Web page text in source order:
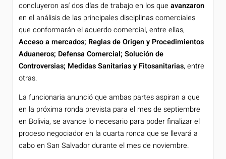
concluyeron así dos días de trabajo en los que avanzaron
en el análisis de las principales disciplinas comerciales
que conformarán el acuerdo comercial, entre ellas,
Acceso a mercados; Reglas de Origen y Procedimientos
Aduaneros; Defensa Comercial; Solución de
Controversias; Medidas Sanitarias y Fitosanitarias, entre
otras.
La funcionaria anunció que ambas partes aspiran a que
en la próxima ronda prevista para el mes de septiembre
en Bolivia, se avance lo necesario para poder finalizar el
proceso negociador en la cuarta ronda que se llevará a
cabo en San Salvador durante el mes de noviembre.